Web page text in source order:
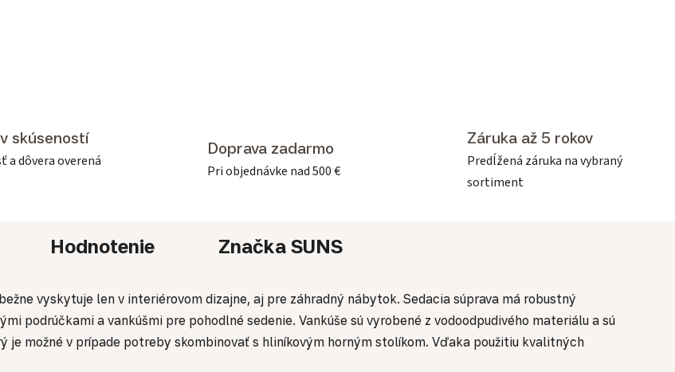
skúseností
a dôvera overená
Doprava zadarmo
Pri objednávke nad 500 €
Záruka až 5 rokov
Predĺžená záruka na vybraný
sortiment
Hodnotenie ZnačkaSUNS
vyskytuje len v interiérovom dizajne, aj pre záhradný nábytok. Sedacia súprava má robustný
podrúčkami a vankúšmi pre pohodlné sedenie. Vankúše sú vyrobené z vodoodpudivého materiálu a sú
je možné v prípade potreby skombinovať s hliníkovým horným stolíkom. Vďaka použitiu kvalitných